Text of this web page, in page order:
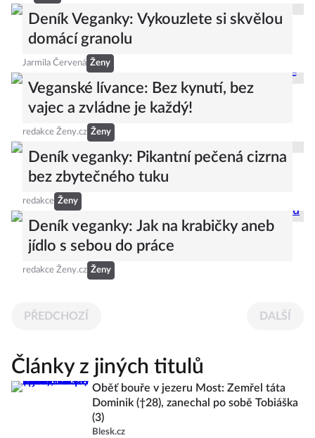
Deník Veganky: Vykouzlete si skvělou
domácí granolu
Jarmila Červená Ženy
Veganské lívance: Bez kynutí, bez
vajec a zvládne je každý!
redakce Ženy.cz Ženy
Deník veganky: Pikantní pečená cizrna
bez zbytečného tuku
redakce Ženy
Deník veganky: Jak na krabičky aneb
jídlo s sebou do práce
redakce Ženy.cz Ženy
PŘEDCHOZÍ DALŠÍ
Články z jiných titulů
Oběť bouře v jezeru Most: Zemřel táta
Dominik (†28), zanechal po sobě Tobiáška
(3)
Blesk.cz